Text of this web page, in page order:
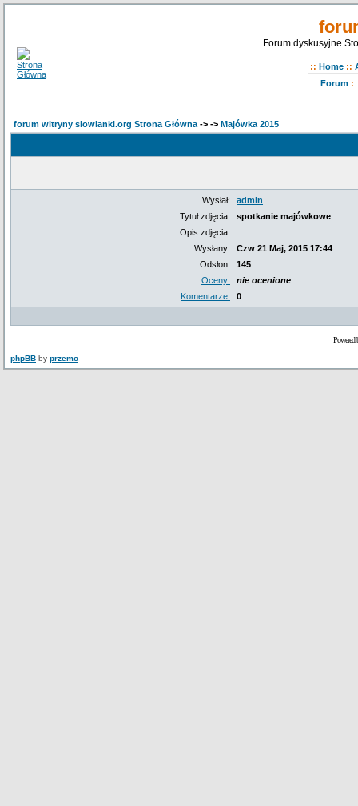
Forum dyskusyjne
:: Home ::
Forum:
forum witryny slowianki.org Strona Główna -> -> Majówka 2015
Wysłał:
admin
Tytuł zdjęcia:
spotkanie majówkowe
Opis zdjęcia:
Wysłany:
Czw 21 Maj, 2015 17:44
Odsłon:
145
Oceny:
nie ocenione
Komentarze:
0
phpBB by przemo